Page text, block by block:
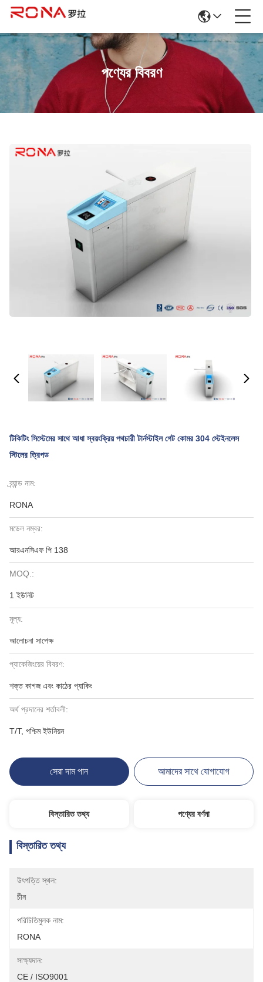
পণ্যের বিবরণ
টিকিটিং সিস্টেমের সাথে আধা স্বয়ংক্রিয় পথচারী টার্নস্টাইল গেট কোমর 304 স্টেইনলেস
স্টিলের ত্রিপড
ব্র্যান্ড নাম:
RONA
মডেল নম্বর:
আরএনসিএফ পি 138
MOQ.:
1 ইউনিট
মূল্য:
আলোচনা সাপেক্ষ
প্যাকেজিংয়ের বিবরণ:
শক্ত কাগজ এবং কাঠের প্যাকিং
অর্থ প্রদানের শর্তাবলী:
T/T, পশ্চিম ইউনিয়ন
সেরা দাম পান আমাদের সাথে যোগাযোগ
বিস্তারিত তথ্য পণ্যের বর্ণনা
বিস্তারিত তথ্য
উৎপত্তি স্থল:
চীন
পরিচিতিমুলক নাম:
RONA
সাক্ষ্যদান:
CE / ISO9001